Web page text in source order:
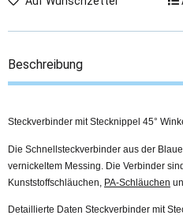
Beschreibung
Steckverbinder mit Stecknippel 45°
Die Schnellsteckverbinder aus der
vernickeltem Messing. Die Verbinder
Kunststoffschläuchen, PA-Schläuchen
Detaillierte Daten Steckverbinder mit